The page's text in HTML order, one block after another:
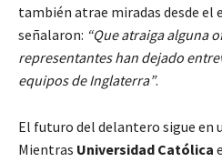
también atrae miradas desde el
señalaron: “Que atraiga alguna
representantes han dejado
equipos de Inglaterra”.
El futuro del delantero sigue en
Mientras Universidad Católica